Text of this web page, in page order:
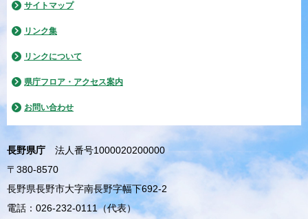
サイトマップ
リンク集
リンクについて
県庁フロア・アクセス案内
お問い合わせ
長野県庁
法人番号1000020200000
〒380-8570
長野県長野市大字南長野字幅下692-2
電話：026-232-0111（代表）